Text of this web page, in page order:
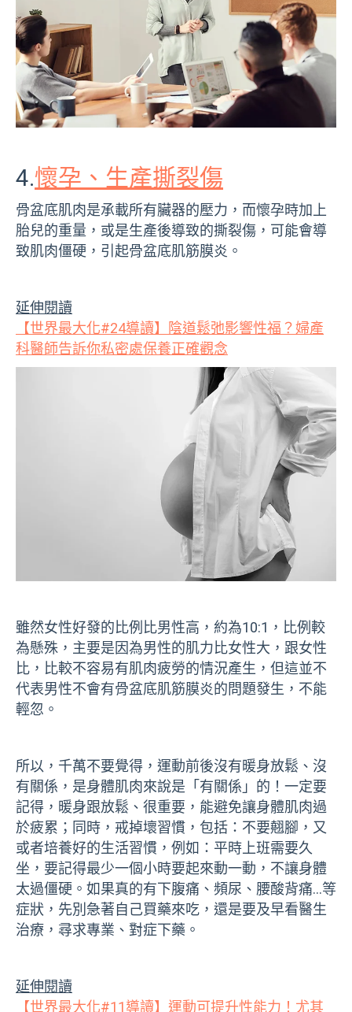
4.懷孕、生產撕裂傷
骨盆底肌肉是承載所有臟器的壓力，而懷孕時加上
胎兒的重量，或是生產後導致的撕裂傷，可能會導
致肌肉僵硬，引起骨盆底肌筋膜炎。
延伸閱讀
【世界最大化#24導讀】陰道鬆弛影響性福？婦產
科醫師告訴你私密處保養正確觀念
雖然女性好發的比例比男性高，約為10:1 ，比例較
為懸殊，主要是因為男性的肌力比女性大，跟女性
比，比較不容易有肌肉疲勞的情況產生，但這並不
代表男性不會有骨盆底肌筋膜炎的問題發生，不能
輕忽。
所以，千萬不要覺得，運動前後沒有暖身放鬆、沒
有關係，是身體肌肉來說是「有關係」的！一定要
記得，暖身跟放鬆、很重要，能避免讓身體肌肉過
於疲累；同時，戒掉壞習慣，包括：不要翹腳，又
或者培養好的生活習慣，例如：平時上班需要久
坐，要記得最少一個小時要起來動一動，不讓身體
太過僵硬。如果真的有下腹痛、頻尿、腰酸背痛…等
症狀，先別急著自己買藥來吃，還是要及早看醫生
治療，尋求專業、對症下藥。
延伸閱讀
【世界最大化#11導讀】運動可提升性能力！尤其